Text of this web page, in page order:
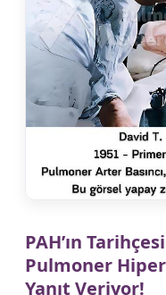
PAH’ın
Pulmoner
Yanıt Veriyor!